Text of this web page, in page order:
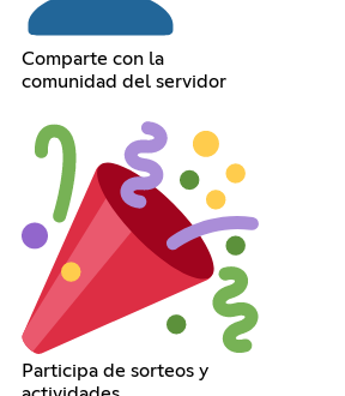
Comparte con la
comunidad del servidor
Participa de sorteos y